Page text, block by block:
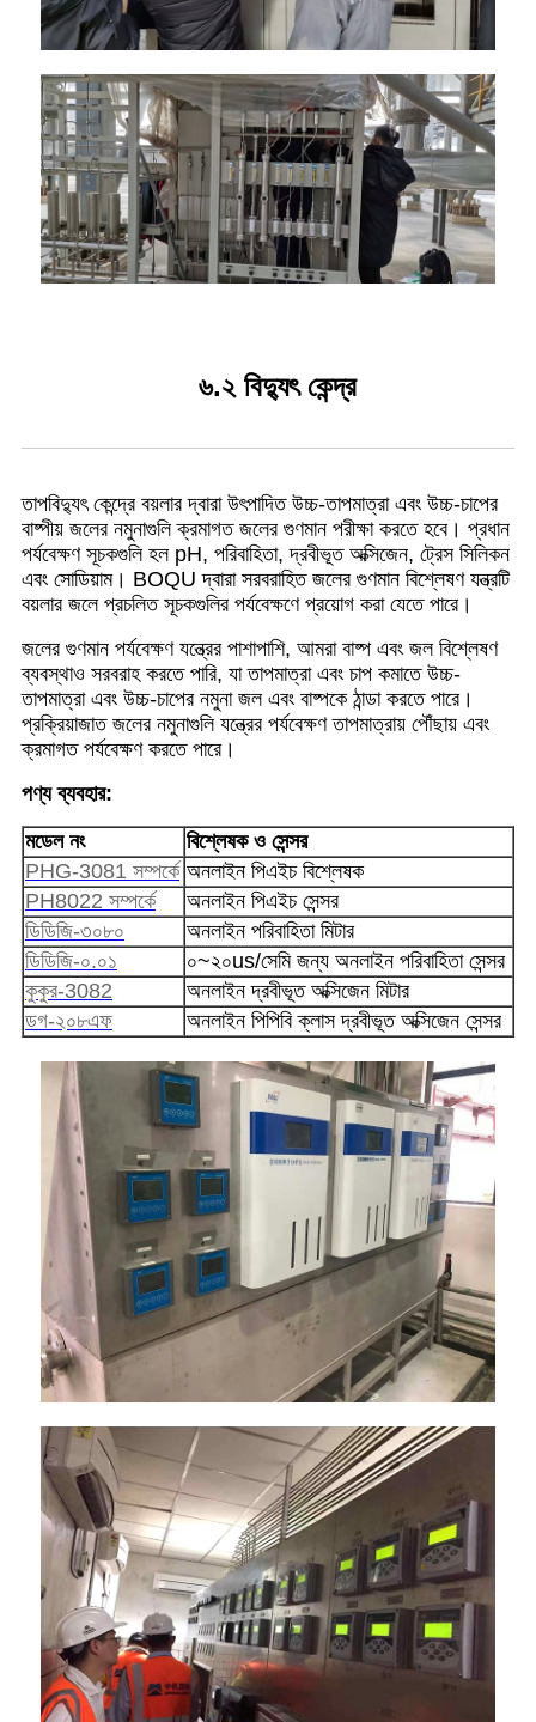
৬.২ বিদ্যুৎ কেন্দ্র
তাপবিদ্যুৎ কেন্দ্রে বয়লার দ্বারা উৎপাদিত উচ্চ-তাপমাত্রা এবং উচ্চ-চাপের
বাষ্পীয় জলের নমুনাগুলি ক্রমাগত জলের গুণমান পরীক্ষা করতে হবে। প্রধান
পর্যবেক্ষণ সূচকগুলি হল pH, পরিবাহিতা, দ্রবীভূত অক্সিজেন, ট্রেস সিলিকন
এবং সোডিয়াম। BOQU দ্বারা সরবরাহিত জলের গুণমান বিশ্লেষণ যন্ত্রটি
বয়লার জলে প্রচলিত সূচকগুলির পর্যবেক্ষণে প্রয়োগ করা যেতে পারে।
জলের গুণমান পর্যবেক্ষণ যন্ত্রের পাশাপাশি, আমরা বাষ্প এবং জল বিশ্লেষণ
ব্যবস্থাও সরবরাহ করতে পারি, যা তাপমাত্রা এবং চাপ কমাতে উচ্চ-
তাপমাত্রা এবং উচ্চ-চাপের নমুনা জল এবং বাষ্পকে ঠান্ডা করতে পারে।
প্রক্রিয়াজাত জলের নমুনাগুলি যন্ত্রের পর্যবেক্ষণ তাপমাত্রায় পৌঁছায় এবং
ক্রমাগত পর্যবেক্ষণ করতে পারে।
পণ্য ব্যবহার:
মডেল নং
বিশ্লেষক ও সেন্সর
PHG-3081 সম্পর্কে অনলাইন পিএইচ বিশ্লেষক
PH8022 সম্পর্কে
অনলাইন পিএইচ সেন্সর
ডিডিজি-৩০৮০
অনলাইন পরিবাহিতা মিটার
ডিডিজি-০.০১
০~২০us/সেমি জন্য অনলাইন পরিবাহিতা সেন্সর
কুকুর-3082
অনলাইন দ্রবীভূত অক্সিজেন মিটার
ডগ-২০৮এফ
অনলাইন পিপিবি ক্লাস দ্রবীভূত অক্সিজেন সেন্সর